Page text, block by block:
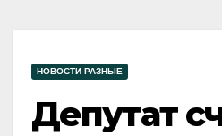
НОВОСТИ РАЗНЫЕ
Депутат